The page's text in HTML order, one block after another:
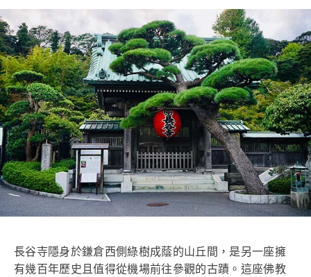
長谷寺隱身於鎌倉西側綠樹成蔭的山丘間，是另一座擁
有幾百年歷史且值得從機場前往參觀的古蹟。這座佛教